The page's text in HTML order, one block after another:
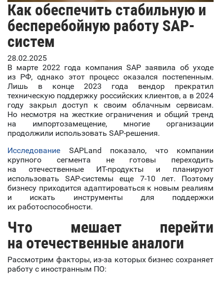
Как обеспечить стабильную и
бесперебойную работу SAP-
систем
28.02.2025
В марте 2022 года компания SAP заявила об уходе
из РФ, однако этот процесс оказался постепенным.
Лишь в конце 2023 года вендор прекратил
техническую поддержку российских клиентов, а в 2024
году закрыл доступ к своим облачным сервисам.
Но несмотря на жесткие ограничения и общий тренд
на импортозамещение, многие организации
продолжили использовать SAP-решения.
Исследование SAPLand показало, что компании
крупного сегмента не готовы переходить
на отечественные ИТ-продукты и планируют
использовать SAP-системы еще 7-10 лет. Поэтому
бизнесу приходится адаптироваться к новым реалиям
и искать инструменты для поддержки
их работоспособности.
Что мешает перейти
на отечественные аналоги
Рассмотрим факторы, из-за которых бизнес сохраняет
работу с иностранным ПО: